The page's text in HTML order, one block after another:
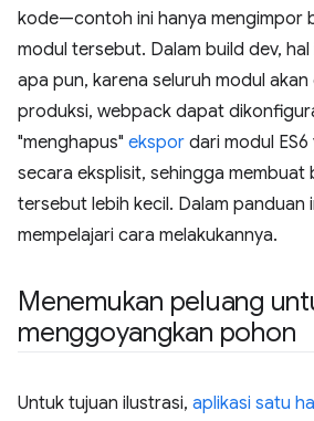
kode—contoh ini hanya mengimpor
modul tersebut. Dalam build dev,
apa pun, karena seluruh modul
produksi, webpack dapat
"menghapus" ekspor dari modul
secara eksplisit, sehingga membuat
tersebut lebih kecil. Dalam panduan
mempelajari cara melakukannya.
Menemukan peluang
menggoyangkan pohon
Untuk tujuan ilustrasi, aplikasi satu